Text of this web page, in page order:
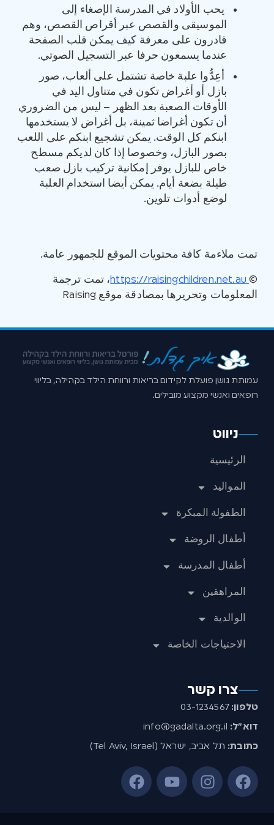
يحب الأولاد في المدرسة الإصغاء إلى
الموسيقى والقصص عبر أقراص القصص، وهم
قادرون على معرفة كيف يمكن قلب الصفحة
عندما يسمعون حرفا عبر التسجيل الصوتي.
أعِدُّوا علبة خاصة تشتمل على ألعاب، صور
بازل أو أغراض تكون في متناول اليد في
الأوقات الصعبة بعد الظهر – ليس من الضروري
أن تكون أغراضا ثمينة، بل أغراض لا يستخدمها
ابنكم كل الوقت. يمكن تشجيع ابنكم على اللعب
بصور البازل، وخصوصا إذا كان لديكم مسطح
خاص للبازل يوفر إمكانية تركيب بازل صعب
طيلة بضعة أيام. يمكن أيضا استخدام العلبة
لوضع أدوات تلوين.
تمت ملاءمة كافة محتويات الموقع للجمهور عامة.
©
، تمت ترجمة
المعلومات وتحريرها بمصادقة موقع Raising
עמותת גושן פועלת לקידום בריאות ורווחת הילד בקהילה, בליווי
רופאים ואנשי מקצוע מובילים.
ניווט
الرئيسية
المواليد
الطفولة المبكرة
أطفال الروضة
أطفال المدرسة
المراهقين
الوالدية
الاحتياجات الخاصة
צרו קשר
טלפון: 03-1234567
דוא”ל: info@gadalta.org.il
כתובת: תל אביב, ישראל (Tel Aviv, Israel)